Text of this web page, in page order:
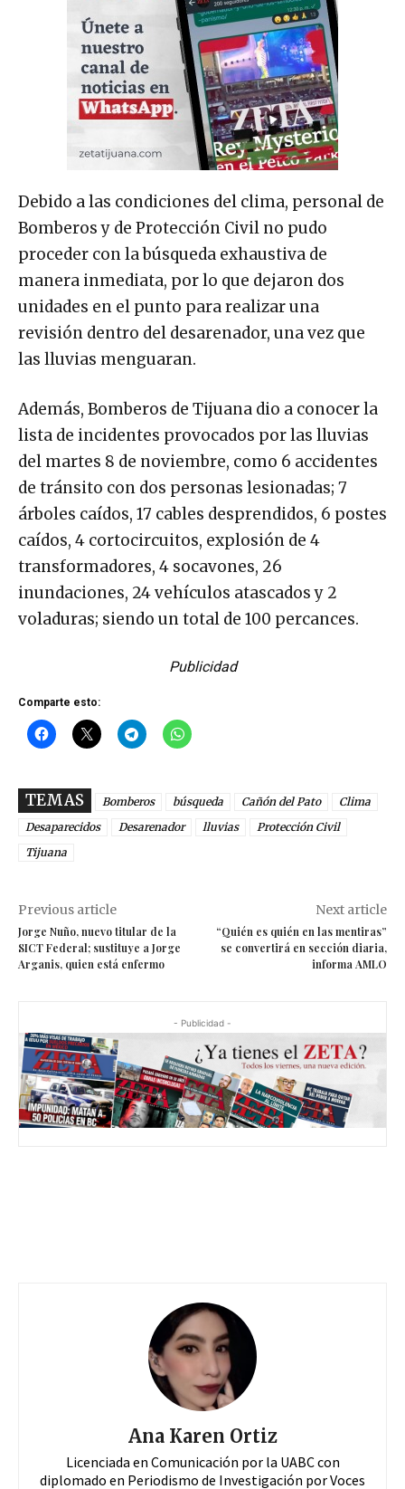
Debido a las condiciones del clima, personal de
Bomberos y de Protección Civil no pudo
proceder con la búsqueda exhaustiva de
manera inmediata, por lo que dejaron dos
unidades en el punto para realizar una
revisión dentro del desarenador, una vez que
las lluvias menguaran.
Además, Bomberos de Tijuana dio a conocer la
lista de incidentes provocados por las lluvias
del martes 8 de noviembre, como 6 accidentes
de tránsito con dos personas lesionadas; 7
árboles caídos, 17 cables desprendidos, 6 postes
caídos, 4 cortocircuitos, explosión de 4
transformadores, 4 socavones, 26
inundaciones, 24 vehículos atascados y 2
voladuras; siendo un total de 100 percances.
Publicidad
Comparte esto:
TEMAS Bomberos búsqueda Cañón del Pato
Clima
Desaparecidos
Desarenador lluvias
Protección Civil
Tijuana
Previous article
Jorge Nuño, nuevo titular de la
SICT Federal; sustituye a Jorge
Arganis, quien está enfermo
Next article
“Quién es quién en las mentiras”
se convertirá en sección diaria,
informa AMLO
- Publicidad -
Ana Karen Ortiz
Licenciada en Comunicación por la UABC con
diplomado en Periodismo de Investigación por Voces